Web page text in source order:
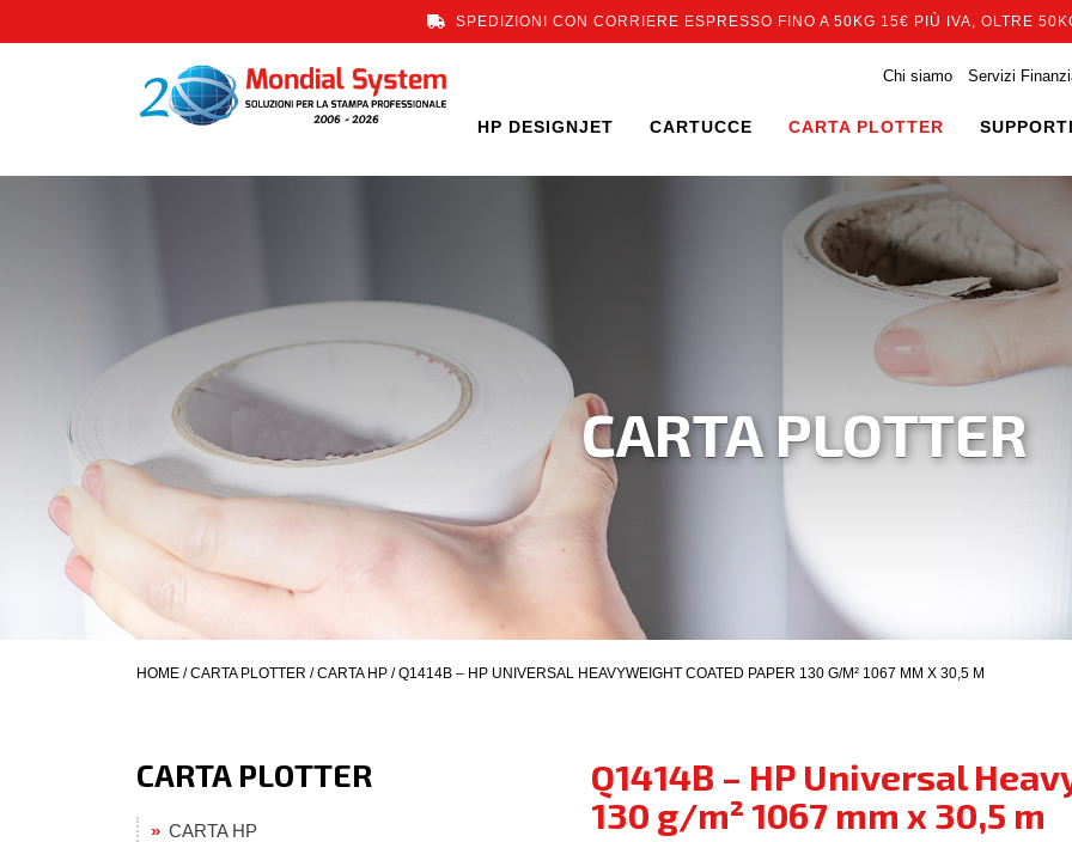
SPEDIZIONI CON CORRIERE ESPRESSO FINO A 50KG 15€ PIÙ IVA, OLTRE
Chi siamo Servizi
HP DESIGNJET CARTUCCE CARTA PLOTTER
CARTA PLOTTER
HOME /CARTA PLOTTER /CARTA HP / Q1414B – HP UNIVERSAL HEAVYWEIGHT COATED PAPER 130 G/M² 1067 MM X 30,5 M
CARTA PLOTTER
CARTA HP
Q1414B – HP Universal
130 g/m² 1067 mm x 30,5 m